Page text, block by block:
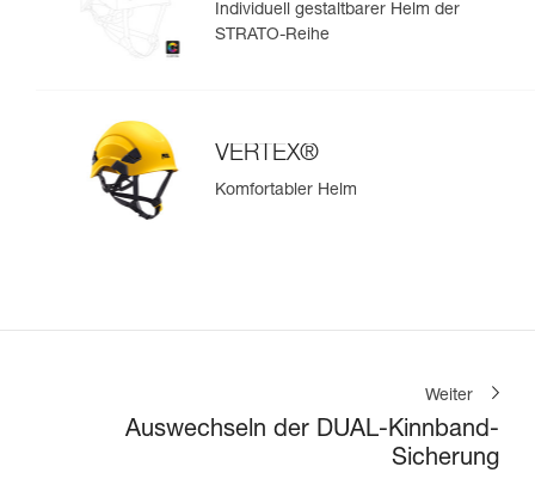
Individuell gestaltbarer Helm der
STRATO-Reihe
VERTEX®
Komfortabler Helm
Weiter
Auswechseln der DUAL-Kinnband-
Sicherung